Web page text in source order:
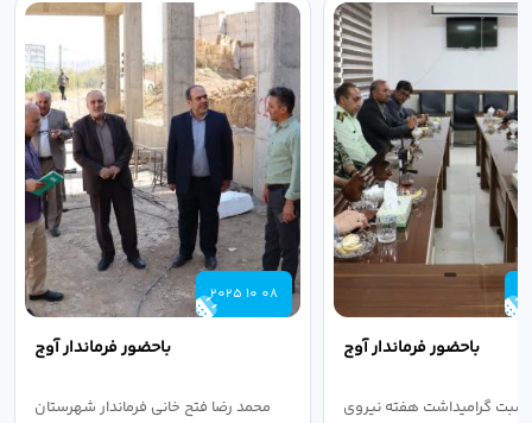
2025 10 08
باحضور فرماندار آوج
محمد رضا فتح خانی فرماندار شهرستان
باحضور فرماندار آوج
گرامیداشت هفته نیروی